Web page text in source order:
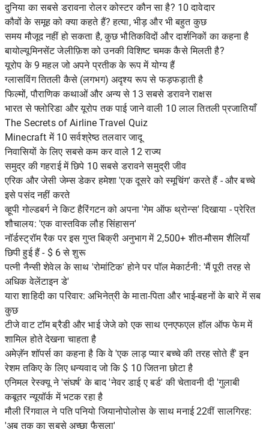
दुनिया का सबसे डरावना रोलर कोस्टर कौन सा है? 10 दावेदार
कौवों के समूह को क्या कहते हैं? हत्या, भीड़ और भी बहुत कुछ
समय मौजूद नहीं हो सकता है, कुछ भौतिकविदों और दार्शनिकों का कहना है
बायोल्यूमिनसेंट जेलीफ़िश को उनकी विशिष्ट चमक कैसे मिलती है?
यूरोप के 9 महल जो अपने प्रतीक के रूप में योग्य हैं
ग्लासविंग तितली कैसे (लगभग) अदृश्य रूप से फड़फड़ाती है
फिल्मों, पौराणिक कथाओं और अन्य से 13 सबसे डरावने राक्षस
भारत से फ्लोरिडा और यूरोप तक पाई जाने वाली 10 लाल तितली प्रजातियाँ
The Secrets of Airline Travel Quiz
Minecraft में 10 सर्वश्रेष्ठ तलवार जादू
निवासियों के लिए सबसे कम कर वाले 12 राज्य
समुद्र की गहराई में छिपे 10 सबसे डरावने समुद्री जीव
एरिक और जेसी जेम्स डेकर हमेशा 'एक दूसरे को स्मूचिंग' करते हैं - और बच्चे
इसे पसंद नहीं करते
व्हूपी गोल्डबर्ग ने किट हैरिंगटन को अपना 'गेम ऑफ थ्रोन्स' दिखाया - प्रेरित
शौचालय: 'एक वास्तविक लौह सिंहासन'
नॉर्डस्ट्रॉम रैक पर इस गुप्त बिक्री अनुभाग में 2,500+ शीत-मौसम शैलियाँ
छिपी हुई हैं - $ 6 से शुरू
पत्नी नैन्सी शेवेल के साथ 'रोमांटिक' होने पर पॉल मेकार्टनी: 'मैं पूरी तरह से
अधिक वेलेंटाइन डे'
यारा शाहिदी का परिवार: अभिनेत्री के माता-पिता और भाई-बहनों के बारे में सब
कुछ
टीजे वाट टॉम ब्रैडी और भाई जेजे को एक साथ एनएफएल हॉल ऑफ फेम में
शामिल होते देखना चाहता है
अमेज़ॅन शॉपर्स का कहना है कि वे 'एक लाड़ प्यार बच्चे की तरह सोते हैं' इन
रेशम तकिए के लिए धन्यवाद जो कि $ 10 जितना छोटा है
एनिमल रेस्क्यू ने 'संघर्ष' के बाद 'नेवर डाई ए बर्ड' की चेतावनी दी 'गुलाबी
कबूतर न्यूयॉर्क में भटक रहा है
मौली रिंगवाल ने पति पनियो जियानोपोलोस के साथ मनाई 22वीं सालगिरह:
'अब तक का सबसे अच्छा फैसला'